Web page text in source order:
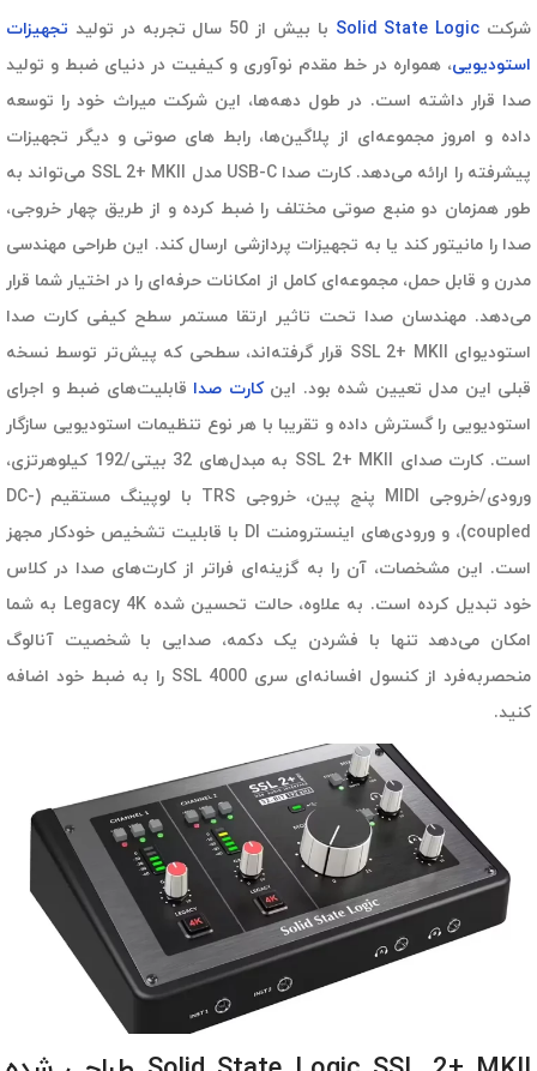
شرکت Solid State Logic با بیش از 50 سال تجربه در تولید
تجهیزات
استودیویی، همواره در خط مقدم نوآوری و کیفیت در دنیای ضبط و تولید
صدا قرار داشته است. در طول دهه‌ها، این شرکت میراث خود را توسعه
داده و امروز مجموعه‌ای از پلاگین‌ها، رابط های صوتی و دیگر تجهیزات
پیشرفته را ارائه می‌دهد. کارت صدا USB-C مدل SSL 2+ MKII می‌تواند به
طور همزمان دو منبع صوتی مختلف را ضبط کرده و از طریق چهار خروجی،
صدا را مانیتور کند یا به تجهیزات پردازشی ارسال کند. این طراحی مهندسی
مدرن و قابل حمل، مجموعه‌ای کامل از امکانات حرفه‌ای را در اختیار شما قرار
می‌دهد. مهندسان صدا تحت تاثیر ارتقا مستمر سطح کیفی کارت صدا
استودیوای SSL 2+ MKII قرار گرفته‌اند، سطحی که پیش‌تر توسط نسخه
قبلی این مدل تعیین شده بود. اینکارت صدا قابلیت‌های ضبط و اجرای
استودیویی را گسترش داده و تقریبا با هر نوع تنظیمات استودیویی سازگار
است. کارت صدای SSL 2+ MKII به مبدل‌های 32 بیتی/192 کیلوهرتزی،
ورودی/خروجی MIDI پنج پین، خروجی TRS با لوپینگ مستقیم (DC-
coupled)، و ورودی‌های اینسترومنت DI با قابلیت تشخیص خودکار مجهز
است. این مشخصات، آن را به گزینه‌ای فراتر از کارت‌های صدا در کلاس
خود تبدیل کرده است. به علاوه، حالت تحسین شده Legacy 4K به شما
امکان می‌دهد تنها با فشردن یک دکمه، صدایی با شخصیت آنالوگ
منحصربه‌فرد از کنسول افسانه‌ای سری 4000 SSL را به ضبط خود اضافه
کنید.